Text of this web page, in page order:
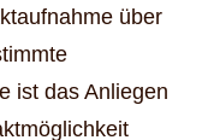
über
ist das Anliegen